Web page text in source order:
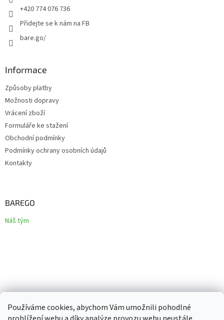
Používáme cookies, abychom Vám umožnili pohodlné
+420 774 076 736
Přidejte se k nám na FB
bare.go/
Informace
Způsoby platby
Možnosti dopravy
Vrácení zboží
Formuláře ke stažení
Obchodní podmínky
Podmínky ochrany osobních údajů
Kontakty
BAREGO
Náš tým